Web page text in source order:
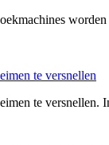
te versnellen
te